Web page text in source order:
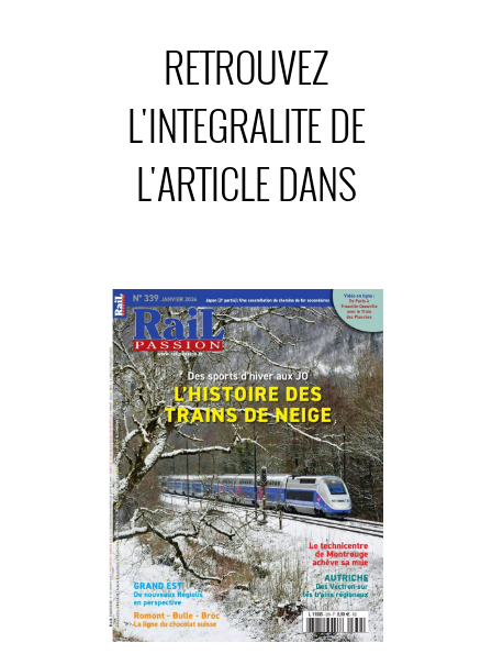
maintenance du matériel roulant Citadis Dualis
(U 53600 et U 53700) et le centre
RETROUVEZ
L'INTEGRALITE DE
L'ARTICLE DANS